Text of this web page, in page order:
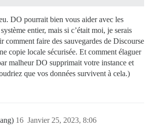
DO pourrait bien vous aider avec les
entier, mais si c’était moi, je serais
comment faire des sauvegardes de Discourse
copie locale sécurisée. Et comment élaguer
malheur DO supprimait votre instance et
que vos données survivent à cela.)
Janvier 25, 2023, 8:06
16